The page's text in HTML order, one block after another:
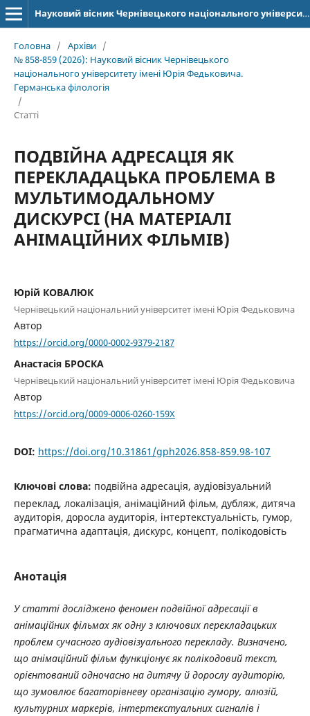
Науковий вісник Чернівецького національного університету імені Юрія Федьковича. Серія: Германська філологія
Головна / Архіви /
№ 858-859 (2026): Науковий вісник Чернівецького
національного університету імені Юрія Федьковича.
Германська філологія
/
Статті
ПОДВІЙНА АДРЕСАЦІЯ ЯК
ПЕРЕКЛАДАЦЬКА ПРОБЛЕМА В
МУЛЬТИМОДАЛЬНОМУ
ДИСКУРСІ (НА МАТЕРІАЛІ
АНІМАЦІЙНИХ ФІЛЬМІВ)
Юрій КОВАЛЮК
Чернівецький національний університет імені Юрія Федьковича
Автор
https://orcid.org/0000-0002-9379-2187
Анастасія БРОСКА
Чернівецький національний університет імені Юрія Федьковича
Автор
https://orcid.org/0009-0006-0260-159X
DOI: https://doi.org/10.31861/gph2026.858-859.98-107
Ключові слова: подвійна адресація, аудіовізуальний
переклад, локалізація, анімаційний фільм, дубляж, дитяча
аудиторія, доросла аудиторія, інтертекстуальність, гумор,
прагматична адаптація, дискурс, концепт, полікодовість
Анотація
У статті досліджено феномен подвійної адресації в
анімаційних фільмах як одну з ключових перекладацьких
проблем сучасного аудіовізуального перекладу. Визначено,
що анімаційний фільм функціонує як полікодовий текст,
орієнтований одночасно на дитячу й дорослу аудиторію,
що зумовлює багаторівневу організацію гумору, алюзій,
культурних маркерів, інтертекстуальних сигналів і